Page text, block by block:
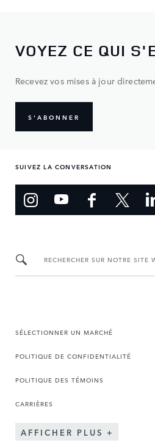
VOYEZ CE QUI
Recevez vos mises à jour
S'ABONNER
SUIVEZ LA CONVERSATION
RECHERCHER SUR NOTRE SITE
SÉLECTIONNER UN MARCHÉ
POLITIQUE DE CONFIDENTIALITÉ
POLITIQUE DES TÉMOINS
CARRIÈRES
AFFICHER PLUS